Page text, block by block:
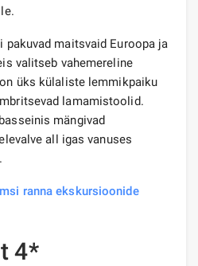
maitsvaid Euroopa ja
valitseb vahemereline
üks külaliste lemmikpaiku
lamamistoolid.
mängivad
all igas vanuses
ranna ekskursioonide
4*